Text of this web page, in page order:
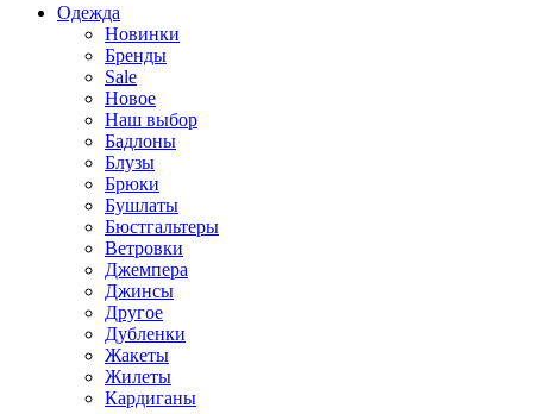
Одежда
Новинки
Бренды
Sale
Новое
Наш выбор
Бадлоны
Блузы
Брюки
Бушлаты
Бюстгальтеры
Ветровки
Джемпера
Джинсы
Другое
Дубленки
Жакеты
Жилеты
Кардиганы